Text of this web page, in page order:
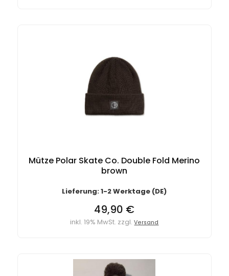
Mütze Polar Skate Co. Double Fold Merino
brown
Lieferung: 1-2 Werktage (DE)
49,90 €
inkl. 19% MwSt. zzgl.Versand